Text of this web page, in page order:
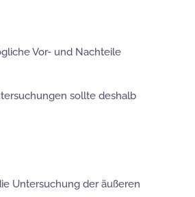
Vor- und Nachteile
sollte deshalb
Untersuchung der äußeren